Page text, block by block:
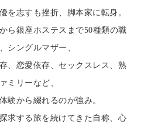
を志すも挫折、脚本家に転身。
ら銀座ホステスまで50種類の職
シングルマザー、
、恋愛依存、セックスレス、熟
ミリーなど、
験から綴れるのが強み。
求する旅を続けてきた自称、心